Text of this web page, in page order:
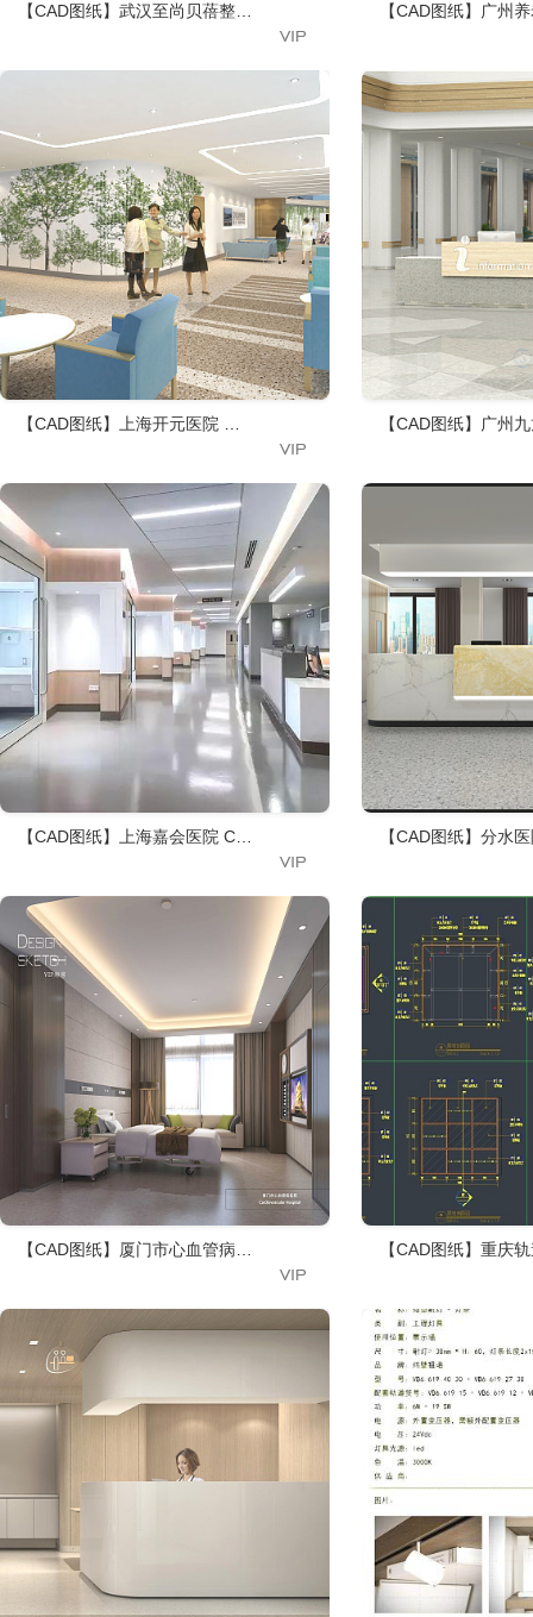
【CAD图纸】武汉至尚贝蓓整形美容综合门诊部 CAD施工图+效果图+
【CAD图纸】上海开元医院 效果图+CAD施工图+物料+高清摄影
【CAD图纸】上海嘉会医院 CAD施工图+装饰+景观+建筑+机电+净化
【CAD图纸】厦门市心血管病医院 效果图+CAD施工图+物料
【CAD图纸】广州
【CAD图纸】广州
【CAD图纸】分水
【CAD图纸】重庆